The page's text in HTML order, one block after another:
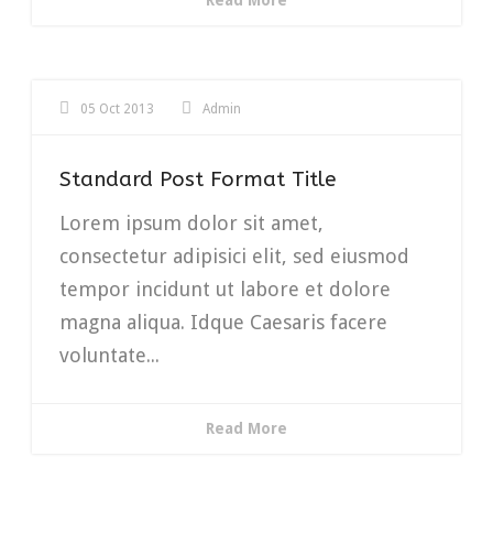
05 Oct 2013 Admin
Standard Post Format Title
Lorem ipsum dolor sit amet,
consectetur adipisici elit, sed eiusmod
tempor incidunt ut labore et dolore
magna aliqua. Idque Caesaris facere
voluntate...
Read More